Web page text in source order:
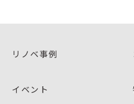
リノベ事例
イベント